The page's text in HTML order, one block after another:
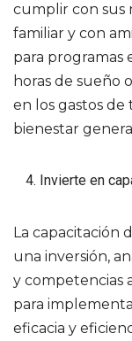
cumplir con sus
familiar y con
para programas
horas de sueño
en los gastos de
bienestar
Invierte en
La capacitación
una inversión,
y competencias
para
eficacia y